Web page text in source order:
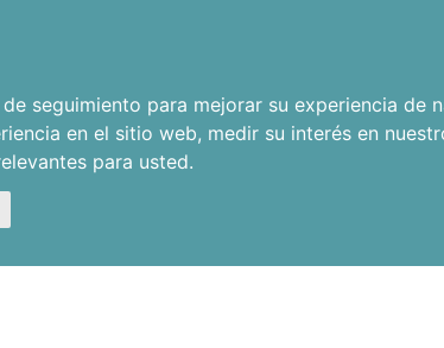
seguimiento para mejorar su experiencia de
en el sitio web, medir su interés en
para usted.